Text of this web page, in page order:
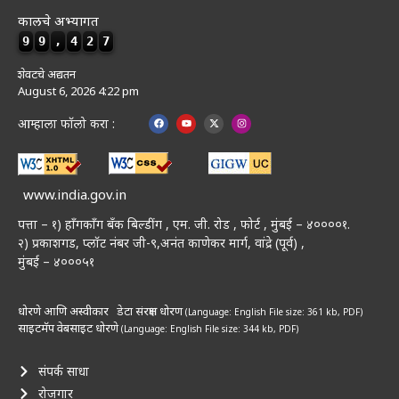
कालचे अभ्यागत
9 9 , 4 2 7
शेवटचे अद्यतन
August 6, 2026 4:22 pm
आम्हाला फॉलो करा :
www.india.gov.in
पत्ता – १) हॉंगकॉंग बँक बिल्डींग , एम. जी. रोड , फोर्ट , मुंबई – ४००००१.
२) प्रकाशगड, प्लॉट नंबर जी-९,अनंत काणेकर मार्ग, वांद्रे (पूर्व) ,
मुंबई – ४०००५१
धोरणे आणि अस्वीकार डेटा संरक्षण धोरण(Language: English File size: 361 kb, PDF)
साइटमॅपवेबसाइट धोरणे(Language: English File size: 344 kb, PDF)
संपर्क साधा
रोजगार